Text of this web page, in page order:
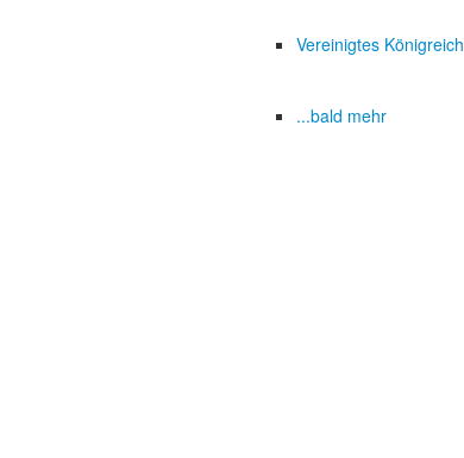
Vereinigtes Königreich
...bald mehr